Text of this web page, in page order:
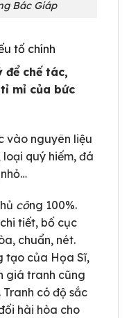
Bác Giáp
tố chính
để chế tác,
mỉ của bức
vào nguyên liệu
quý hiếm, đá
công 100%.
tiết, bố cục
chuẩn, nét.
tạo của Họa Sĩ,
giá tranh cũng
có độ sắc
hài hòa cho